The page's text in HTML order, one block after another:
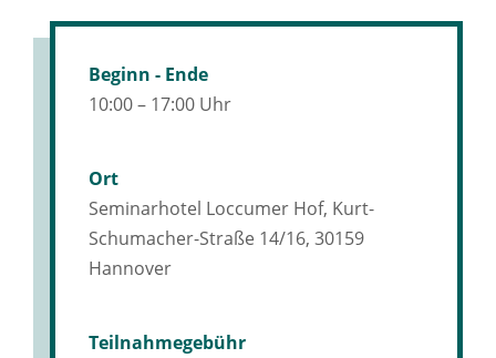
Beginn - Ende
10:00 – 17:00 Uhr
Ort
Seminarhotel Loccumer Hof, Kurt-
Schumacher-Straße 14/16, 30159
Hannover
Teilnahmegebühr